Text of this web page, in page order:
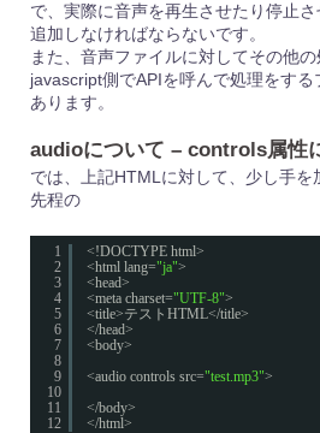
で、実際に音声を再生させたり停止
追加しなければならないです。
また、音声ファイルに対してその他の
javascript側でAPIを呼んで処理をす
あります。
audioについて – controls属性
では、上記HTMLに対して、少し手を
先程の
1
2
3
4
5
6
7
8
9
10
11
12
<!DOCTYPE html>
<html lang="ja">
<head>
<meta charset="UTF-8">
<title>テストHTML</title>
</head>
<body>
<audio controls src="test.mp3">
</body>
</html>